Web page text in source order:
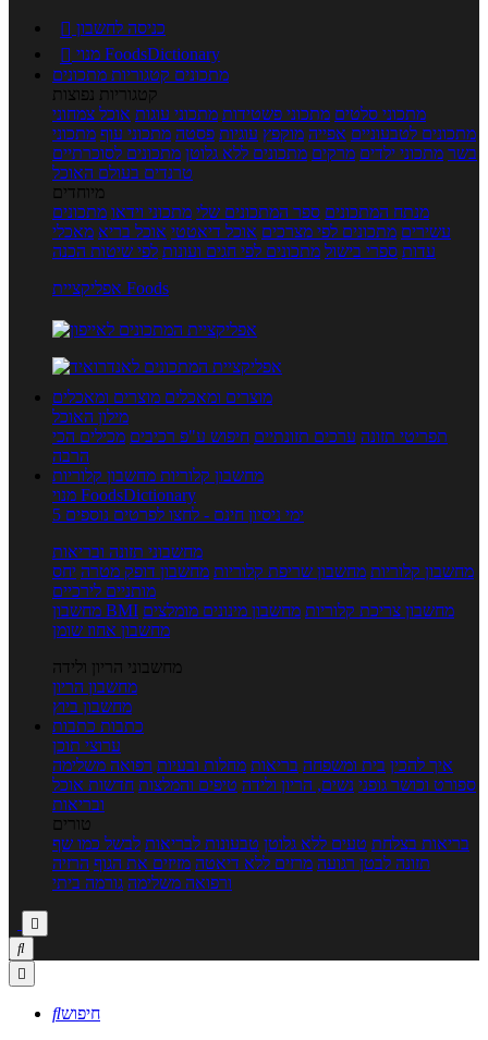
 כניסה לחשבון

מנוי FoodsDictionary
מתכונים קטגוריות מתכונים
קטגוריות נפוצות
מתכוני סלטים מתכוני פשטידות מתכוני עוגות אוכל צמחוני
מתכונים לטבעוניים אפייה מוקפץ עוגיות פסטה מתכוני עוף מתכוני
בשר מתכוני ילדים מרקים מתכונים ללא גלוטן מתכונים לסוכרתיים
טרנדים בעולם האוכל
מיוחדים
מנתח המתכונים ספר המתכונים שלי מתכוני וידאו מתכונים
עשירים מתכונים לפי מצרכים אוכל דיאטטי אוכל בריא מאכלי
עדות ספרי בישול מתכונים לפי חגים ועונות לפי שיטות הכנה
אפליקציית Foods
מוצרים ומאכלים מוצרים ומאכלים
מילון האוכל
תפריטי תזונה ערכים תזונתיים חיפוש ע"פ רכיבים מכילים הכי
הרבה
מחשבון קלוריות מחשבון קלוריות
מנוי FoodsDictionary
5 ימי ניסיון חינם - לחצו לפרטים נוספים
מחשבוני תזונה ובריאות
מחשבון קלוריות מחשבון שריפת קלוריות מחשבון דופק מטרה יחס
מותניים לירכיים
מחשבון BMI
מחשבון צריכת קלוריות מחשבון מינונים מומלצים
מחשבון אחוז שומן
מחשבוני הריון ולידה
מחשבון הריון
מחשבון ביוץ
כתבות כתבות
ערוצי תוכן
איך להכין בית ומשפחה בריאות מחלות ובעיות רפואה משלימה
ספורט וכושר גופני נשים, הריון ולידה טיפים והמלצות חדשות אוכל
ובריאות
טורים
בריאות בצלחת טעים ללא גלוטן טבעונות לבריאות לבשל כמו שף
תזונה לבטן רגועה מרזים ללא דיאטה מזיזים את הגוף הרזיה
ורפואה משלימה גורמה ביתי



חיפוש